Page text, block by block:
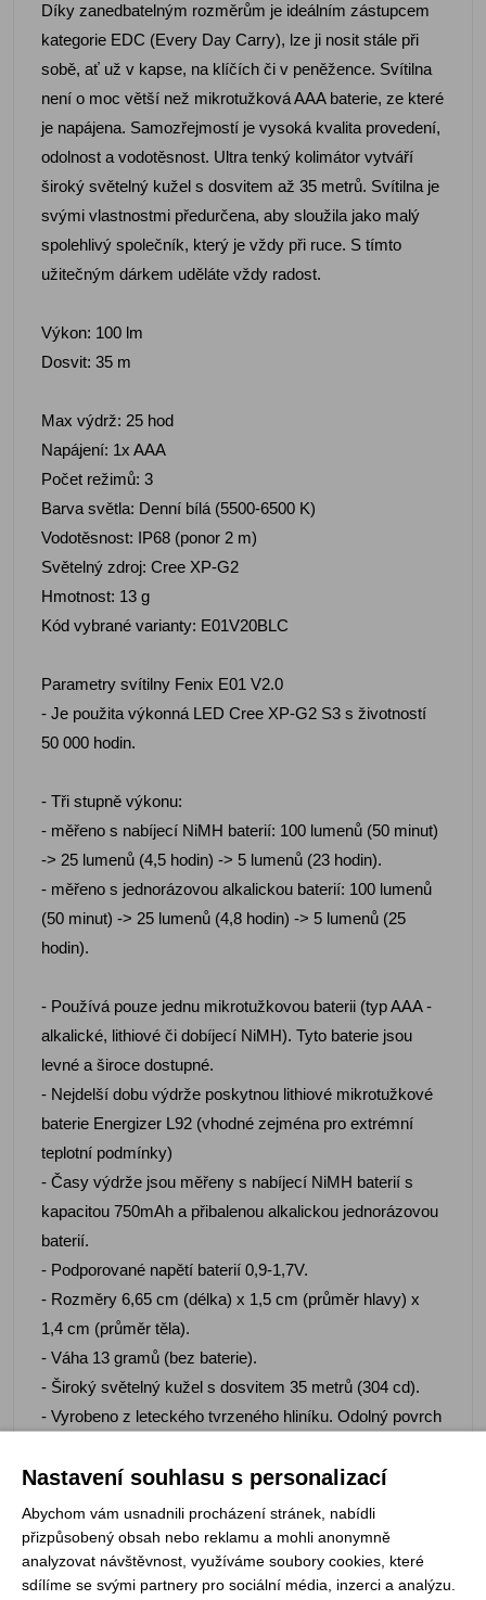
Díky zanedbatelným rozměrům je ideálním zástupcem
kategorie EDC (Every Day Carry), lze ji nosit stále při
sobě, ať už v kapse, na klíčích či v peněžence. Svítilna
není o moc větší než mikrotužková AAA baterie, ze které
je napájena. Samozřejmostí je vysoká kvalita provedení,
odolnost a vodotěsnost. Ultra tenký kolimátor vytváří
široký světelný kužel s dosvitem až 35 metrů. Svítilna je
svými vlastnostmi předurčena, aby sloužila jako malý
spolehlivý společník, který je vždy při ruce. S tímto
užitečným dárkem uděláte vždy radost.
Výkon: 100 lm
Dosvit: 35 m
Max výdrž: 25 hod
Napájení: 1x AAA
Počet režimů: 3
Barva světla: Denní bílá (5500-6500 K)
Vodotěsnost: IP68 (ponor 2 m)
Světelný zdroj: Cree XP-G2
Hmotnost: 13 g
Kód vybrané varianty: E01V20BLC
Parametry svítilny Fenix E01 V2.0
- Je použita výkonná LED Cree XP-G2 S3 s životností
50 000 hodin.
- Tři stupně výkonu:
- měřeno s nabíjecí NiMH baterií: 100 lumenů (50 minut)
-> 25 lumenů (4,5 hodin) -> 5 lumenů (23 hodin).
- měřeno s jednorázovou alkalickou baterií: 100 lumenů
(50 minut) -> 25 lumenů (4,8 hodin) -> 5 lumenů (25
hodin).
- Používá pouze jednu mikrotužkovou baterii (typ AAA -
alkalické, lithiové či dobíjecí NiMH). Tyto baterie jsou
levné a široce dostupné.
- Nejdelší dobu výdrže poskytnou lithiové mikrotužkové
baterie Energizer L92 (vhodné zejména pro extrémní
teplotní podmínky)
- Časy výdrže jsou měřeny s nabíjecí NiMH baterií s
kapacitou 750mAh a přibalenou alkalickou jednorázovou
baterií.
- Podporované napětí baterií 0,9-1,7V.
- Rozměry 6,65 cm (délka) x 1,5 cm (průměr hlavy) x
1,4 cm (průměr těla).
- Váha 13 gramů (bez baterie).
- Široký světelný kužel s dosvitem 35 metrů (304 cd).
- Vyrobeno z leteckého tvrzeného hliníku. Odolný povrch
- Nárazuvzdorná pádům z výšky 1 metr.
- Vodotěsná a prachotěsná dle standardu IP68
(testováno pod vodou v hloubce 2 metry).
- Spolehlivý otočný vypínač.
- Součástí balení je kovový kroužek pro zavěšení na
Nastavení souhlasu s personalizací
Abychom vám usnadnili procházení stránek, nabídli
přizpůsobený obsah nebo reklamu a mohli anonymně
analyzovat návštěvnost, využíváme soubory cookies, které
sdílíme se svými partnery pro sociální média, inzerci a analýzu.